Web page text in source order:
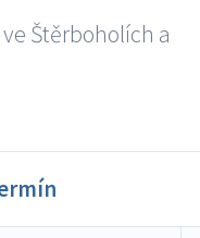
Štěrboholích a